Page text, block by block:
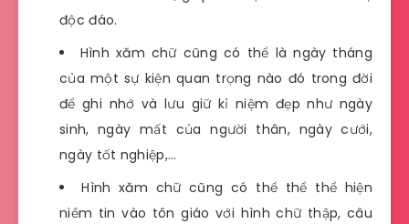
độc đáo.
Hình xăm chữ cũng có thể là ngày tháng
của một sự kiện quan trọng nào đó trong đời
để ghi nhớ và lưu giữ kỉ niệm đẹp như ngày
sinh, ngày mất của người thân, ngày cưới,
ngày tốt nghiệp,…
Hình xăm chữ cũng có thể thể thể hiện
niềm tin vào tôn giáo với hình chữ thập, câu